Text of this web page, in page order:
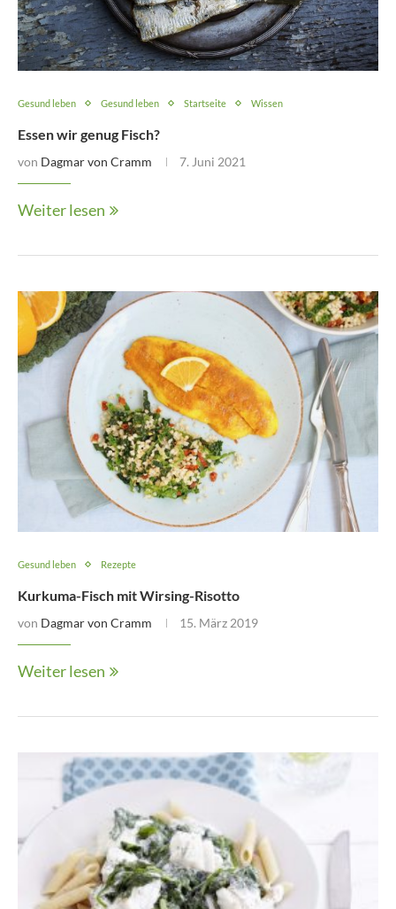
Gesund leben Gesund leben Startseite Wissen
Essen wir genug Fisch?
von Dagmar von Cramm 7. Juni 2021
Weiter lesen
Gesund leben Rezepte
Kurkuma-Fisch mit Wirsing-Risotto
von Dagmar von Cramm 15. März 2019
Weiter lesen